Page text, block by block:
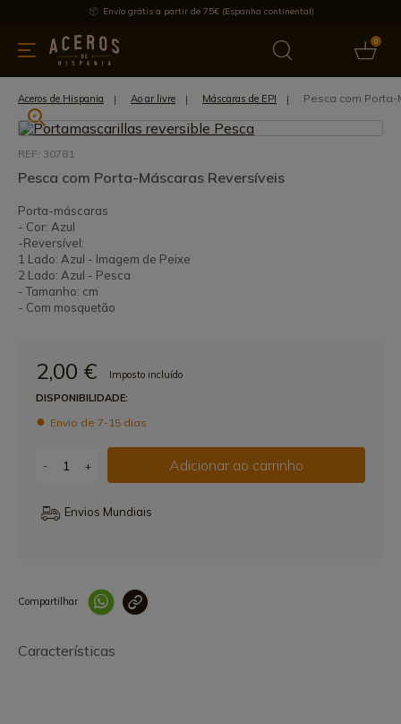
Envio grátis a partir de 75€ (Espanha continental)
0
& Utensílios de cozinha Oferece Últimas notícias
Aceros de Hispania Ao ar livre Máscaras de EPI Pesca com
REF: 30781
Pesca com Porta-Máscaras Reversíveis
Porta-máscaras
- Cor: Azul
-Reversível:
1 Lado: Azul - Imagem de Peixe
2 Lado: Azul - Pesca
- Tamanho: cm
- Com mosquetão
2,00 €
Imposto incluído
DISPONIBILIDADE:
Envio de 7-15 dias
- + Adicionar ao carrinho
Envios Mundiais
Compartilhar
Características